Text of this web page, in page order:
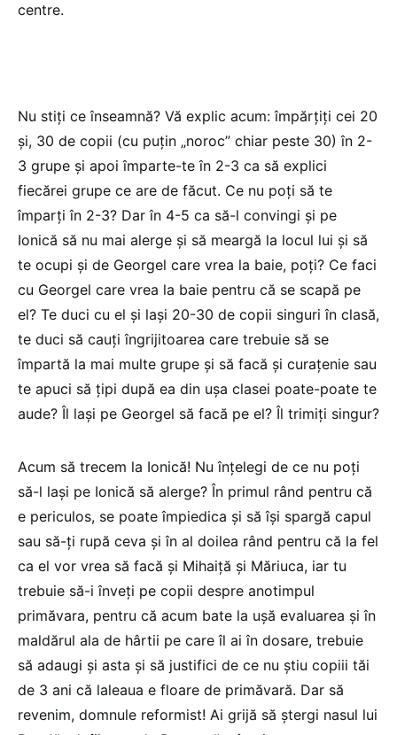
centre.
Nu stiți ce înseamnă? Vă explic acum: împărțiți cei 20
și, 30 de copii (cu puțin „noroc” chiar peste 30) în 2-
3 grupe și apoi împarte-te în 2-3 ca să explici
fiecărei grupe ce are de făcut. Ce nu poți să te
împarți în 2-3? Dar în 4-5 ca să-l convingi şi pe
Ionică să nu mai alerge şi să meargă la locul lui şi să
te ocupi şi de Georgel care vrea la baie, poţi? Ce faci
cu Georgel care vrea la baie pentru că se scapă pe
el? Te duci cu el şi laşi 20-30 de copii singuri în clasă,
te duci să cauţi îngrijitoarea care trebuie să se
împartă la mai multe grupe şi să facă şi curaţenie sau
te apuci să ţipi după ea din uşa clasei poate-poate te
aude? Îl laşi pe Georgel să facă pe el? Îl trimiţi singur?
Acum să trecem la Ionică! Nu înţelegi de ce nu poţi
să-l laşi pe Ionică să alerge? În primul rând pentru că
e periculos, se poate împiedica şi să îşi spargă capul
sau să-ţi rupă ceva şi în al doilea rând pentru că la fel
ca el vor vrea să facă şi Mihaiţă şi Măriuca, iar tu
trebuie să-i înveţi pe copii despre anotimpul
primăvara, pentru că acum bate la ușă evaluarea și în
maldărul ala de hârtii pe care îl ai în dosare, trebuie
să adaugi şi asta şi să justifici de ce nu ştiu copiii tăi
de 3 ani că laleaua e floare de primăvară. Dar să
revenim, domnule reformist! Ai grijă să ştergi nasul lui